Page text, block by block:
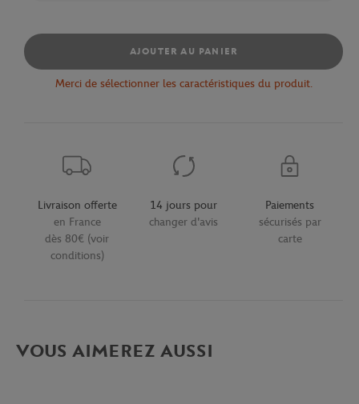
AJOUTER AU PANIER
Merci de sélectionner les caractéristiques du produit.
Livraison offerte
en France
dès 80€ (voir
conditions)
14 jours pour
changer d'avis
Paiements
sécurisés par
carte
VOUS AIMEREZ AUSSI